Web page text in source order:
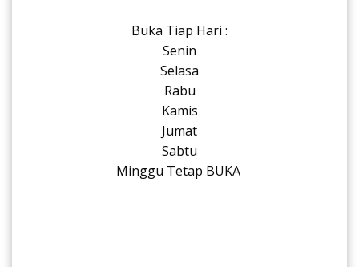
Buka Tiap Hari :
Senin
Selasa
Rabu
Kamis
Jumat
Sabtu
Minggu Tetap BUKA